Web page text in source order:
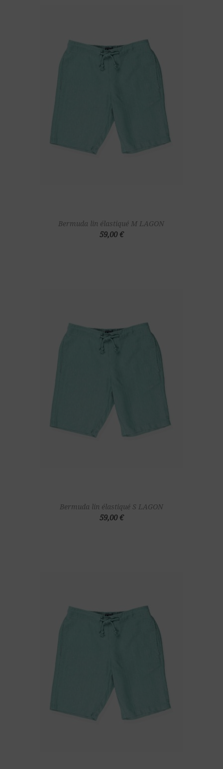
Bermuda lin élastiqué M LAGON
59,00 €
Bermuda lin élastiqué S LAGON
59,00 €